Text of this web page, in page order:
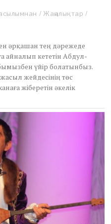
/ Жаңалықтар /
әрқашан тең дәрежеде
айналып кететін Абдул-
үйір болатынбыз.
жейдесінің төс
жіберетін әкелік